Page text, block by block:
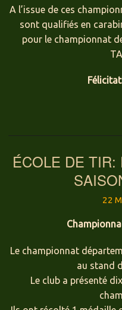
A l’issue de ces
sont qualifiés en
pour le championnat
ÉCOLE DE TIR:
22
Le championnat
au stand
Le club a présenté